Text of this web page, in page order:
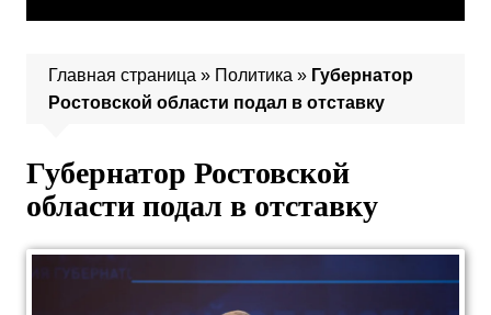
Главная страница » Политика » Губернатор
Ростовской области подал в отставку
Губернатор Ростовской
области подал в отставку